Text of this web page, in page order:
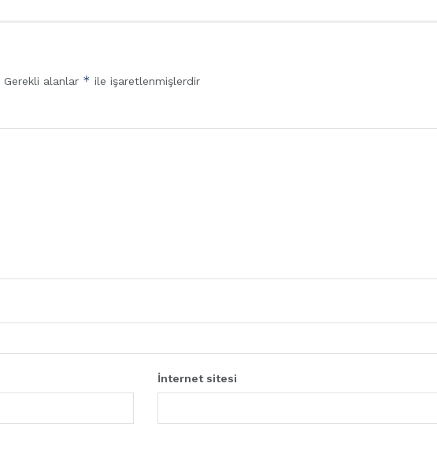
Gerekli alanlar * ile işaretlenmişlerdir
İnternet sitesi